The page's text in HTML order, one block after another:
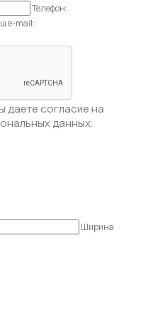
Телефон:
e-mail:
даете согласие на
данных.
Ширина